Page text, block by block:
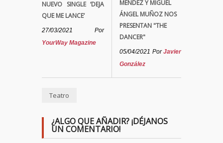
NUEVO SINGLE ‘DEJA
QUE ME LANCE’
27/03/2021
Por
YourWay Magazine
MÉNDEZ Y MIGUEL
ÁNGEL MUÑOZ NOS
PRESENTAN "THE
DANCER"
05/04/2021 PorJavier
González
Teatro
¿ALGO QUE AÑADIR? ¡DÉJANOS
UN COMENTARIO!